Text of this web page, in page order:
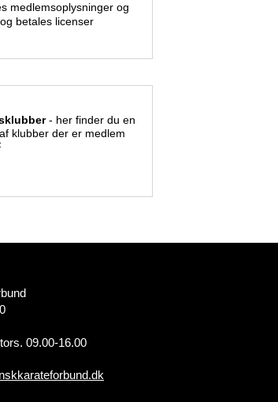
medlemsoplysninger og
betales licenser
- her finder du en
klubber der er medlem
09.00-16.00